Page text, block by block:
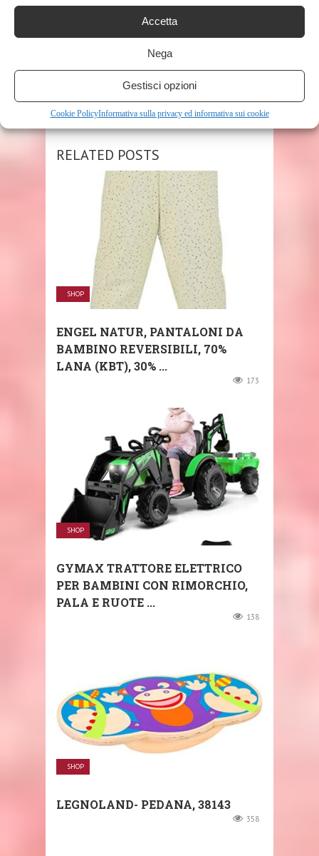
Accetta
Nega
Gestisci opzioni
Cookie PolicyInformativa sulla privacy ed informativa sui cookie
SHARE THIS POST
RELATED POSTS
SHOP
ENGEL NATUR, PANTALONI DA
BAMBINO REVERSIBILI, 70%
LANA (KBT), 30% ...
173
SHOP
GYMAX TRATTORE ELETTRICO
PER BAMBINI CON RIMORCHIO,
PALA E RUOTE ...
138
SHOP
LEGNOLAND- PEDANA, 38143
358